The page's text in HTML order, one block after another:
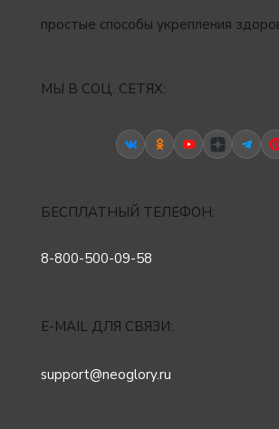
простые способы укрепления
МЫ В СОЦ. СЕТЯХ:
БЕСПЛАТНЫЙ ТЕЛЕФОН:
8-800-500-09-58
E-MAIL ДЛЯ СВЯЗИ:
support@neoglory.ru